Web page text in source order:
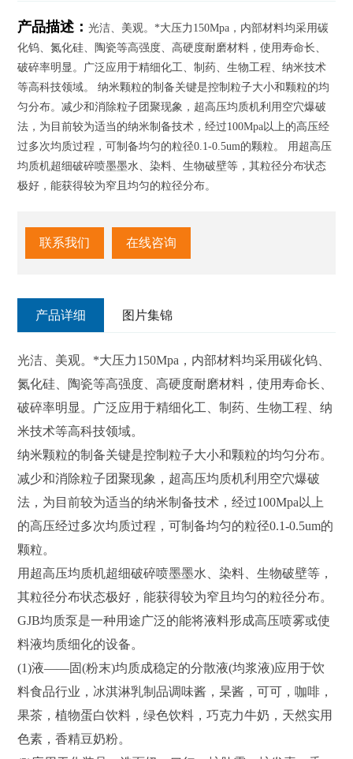
产品描述：光洁、美观。*大压力150Mpa，内部材料均采用碳
化钨、氮化硅、陶瓷等高强度、高硬度耐磨材料，使用寿命长、
破碎率明显。广泛应用于精细化工、制药、生物工程、纳米技术
等高科技领域。 纳米颗粒的制备关键是控制粒子大小和颗粒的均
匀分布。减少和消除粒子团聚现象，超高压均质机利用空穴爆破
法，为目前较为适当的纳米制备技术，经过100Mpa以上的高压经
过多次均质过程，可制备均匀的粒径0.1-0.5um的颗粒。 用超高压
均质机超细破碎喷墨墨水、染料、生物破壁等，其粒径分布状态
极好，能获得较为窄且均匀的粒径分布。
联系我们 在线咨询
产品详细 图片集锦
光洁、美观。*大压力150Mpa，内部材料均采用碳化钨、
氮化硅、陶瓷等高强度、高硬度耐磨材料，使用寿命长、
破碎率明显。广泛应用于精细化工、制药、生物工程、纳
米技术等高科技领域。
纳米颗粒的制备关键是控制粒子大小和颗粒的均匀分布。
减少和消除粒子团聚现象，超高压均质机利用空穴爆破
法，为目前较为适当的纳米制备技术，经过100Mpa以上
的高压经过多次均质过程，可制备均匀的粒径0.1-0.5um的
颗粒。
用超高压均质机超细破碎喷墨墨水、染料、生物破壁等，
其粒径分布状态极好，能获得较为窄且均匀的粒径分布。
GJB均质泵是一种用途广泛的能将液料形成高压喷雾或使
料液均质细化的设备。
(1)液——固(粉末)均质成稳定的分散液(均浆液)应用于饮
料食品行业，冰淇淋乳制品调味酱，杲酱，可可，咖啡，
果茶，植物蛋白饮料，绿色饮料，巧克力牛奶，天然实用
色素，香精豆奶粉。